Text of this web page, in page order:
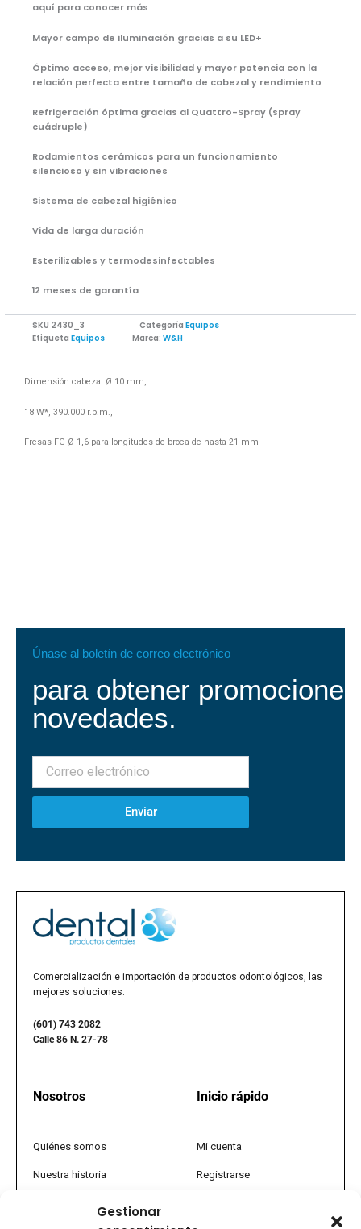
Gestionar
aquí para conocer más
Mayor campo de iluminación gracias a su LED+
Óptimo acceso, mejor visibilidad y mayor potencia con la
relación perfecta entre tamaño de cabezal y rendimiento
Refrigeración óptima gracias al Quattro-Spray (spray
cuádruple)
Rodamientos cerámicos para un funcionamiento
silencioso y sin vibraciones
Sistema de cabezal higiénico
Vida de larga duración
Esterilizables y termodesinfectables
12 meses de garantía
SKU 2430_3 Categoría Equipos
Etiqueta Equipos Marca: W&H
Dimensión cabezal Ø 10 mm,
18 W*, 390.000 r.p.m.,
Fresas FG Ø 1,6 para longitudes de broca de hasta 21 mm
Únase al boletín de correo electrónico
para obtener
novedades.
Enviar
Comercialización e importación de productos odontológicos, las
mejores soluciones.
(601) 743 2082
Calle 86 N. 27-78
Nosotros
Quiénes somos
Nuestra historia
Inicio rápido
Mi cuenta
Registrarse